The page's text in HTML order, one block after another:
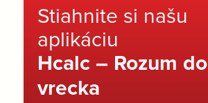
Stiahnite si našu
aplikáciu
Hcalc – Rozum do
vrecka